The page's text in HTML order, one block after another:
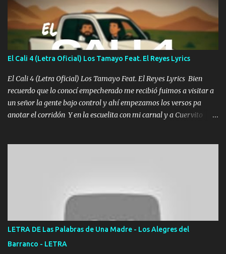
Un gallardo me prendo Para agarrar el vuelo y la mente y
tranquilizando Tomense un buen trago Y así es como empezamos
los versos que voy cantando (Music) A vido alta y bajas La carreta
se atora Pero nunca le aflojamos Ya me han pasado cosas Y
aunque ustedes no sepan Pero la vida es muy corta Hay que
echarle chingazos Y seguir trabajando porque nada es...
El Cali 4 (Letra Oficial) Los Tamayo Feat. El Reyes Lyrics
El Cali 4 (Letra Oficial) Los Tamayo Feat. El Reyes Lyrics Bien
recuerdo que lo conocí empecherado me recibió fuimos a visitar a
un señor la gente bajo control y ahí empezamos los versos pa
anotar el corridón Y en la escuelita con mi carnal y a Cuervito
verde se le extraña pa que sepan Aquí Pura GENTE DE LA RANA 🐸
POR CLAVE ES EL CALI 4 EN LA CIUDAD TIJUANA Música Al
tirante andamos mi carnal atento a cualquier necesidad no porque
se ve limpio el camino nos confiamos al andar y nunca con la
misma piedra me vuelvo a tropezar Cuando ando de enamorado
LETRA DE Las Palabras de Una Madre - Los Alegres del
Barranco - LETRA